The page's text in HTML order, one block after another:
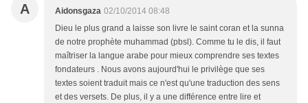
A Aidonsgaza 02/10/2014 08:48
Dieu le plus grand a laisse son livre le saint coran et la sunna
de notre prophète muhammad (pbsl). Comme tu le dis, il faut
maîtriser la langue arabe pour mieux comprendre ses textes
fondateurs . Nous avons aujourd'hui le privilège que ses
textes soient traduit mais ce n'est qu'une traduction des sens
et des versets. De plus, il y a une différence entre lire et